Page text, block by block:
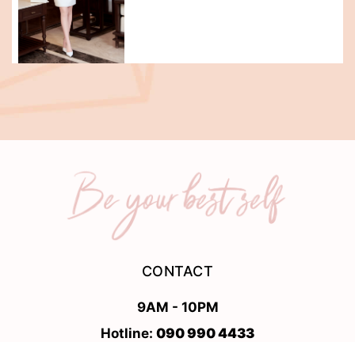
CONTACT
9AM - 10PM
Hotline: 090 990 4433